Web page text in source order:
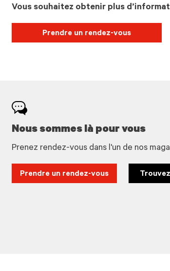
Vous souhaitez obtenir plus
Prendre un rendez-vous
Nous sommes là pour vous
Prenez rendez-vous dans l'un de nos
Prendre un rendez-vous